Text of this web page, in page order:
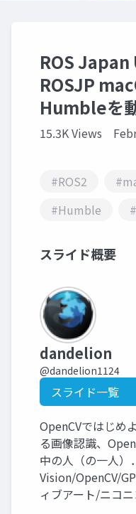
ROS Japan
ROSJP
Humbleを
15.3K Views
#ROS2
#Humble
スライド概要
dandelion
@dandelion1124
スライド一覧
OpenCVではじめ
る画像認識、
中の人（の一人
Vision/OpenCV/
ィブアート/ニコ